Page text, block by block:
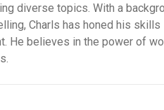
diverse topics. With a
Charls has honed his
He believes in the power of